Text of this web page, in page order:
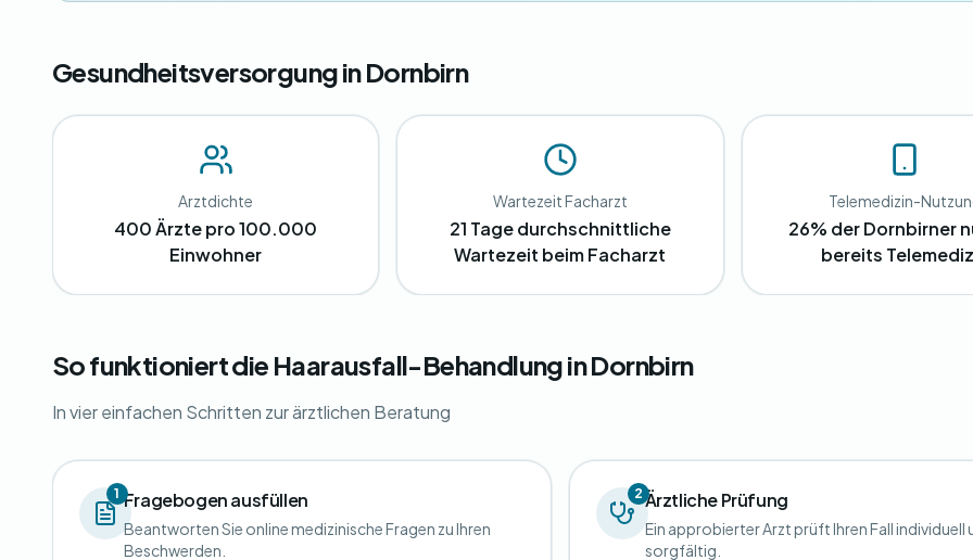
Gesundheitsversorgung in Dornbirn
Arztdichte
400 Ärzte pro 100.000
Einwohner
Wartezeit Facharzt
21 Tage durchschnittliche
Wartezeit beim Facharzt
Telemedizin-
26% der Dornbirner
bereits
So funktioniert die Haarausfall-Behandlung in Dornbirn
In vier einfachen Schritten zur ärztlichen Beratung
1 Fragebogen ausfüllen
Beantworten Sie online medizinische Fragen zu Ihren
Beschwerden.
2Ärztliche Prüfung
Ein approbierter Arzt prüft Ihren Fall individuell
sorgfältig.